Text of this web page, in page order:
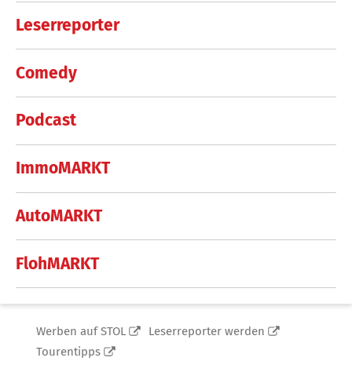
Leserreporter
Comedy
Podcast
ImmoMARKT
AutoMARKT
FlohMARKT
Werben auf STOL
Leserreporter werden
Tourentipps